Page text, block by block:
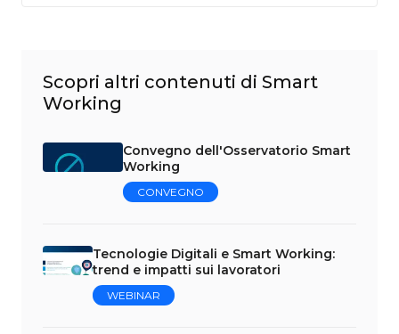
Scopri altri contenuti di Smart
Working
Convegno dell'Osservatorio Smart
Working
CONVEGNO
Tecnologie Digitali e Smart Working:
trend e impatti sui lavoratori
WEBINAR